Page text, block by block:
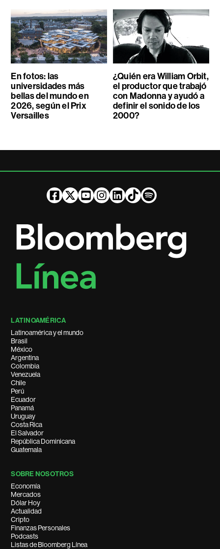
En fotos: las
universidades más
bellas del mundo en
2026, según el Prix
Versailles
¿Quién era William Orbit,
el productor que trabajó
con Madonna y ayudó a
definir el sonido de los
2000?
LATINOAMÉRICA
Latinoamérica y el mundo
Brasil
México
Argentina
Colombia
Venezuela
Chile
Perú
Ecuador
Panamá
Uruguay
Costa Rica
El Salvador
República Dominicana
Guatemala
SOBRE NOSOTROS
Economía
Mercados
Dólar Hoy
Actualidad
Cripto
Finanzas Personales
Podcasts
Listas de Bloomberg Línea